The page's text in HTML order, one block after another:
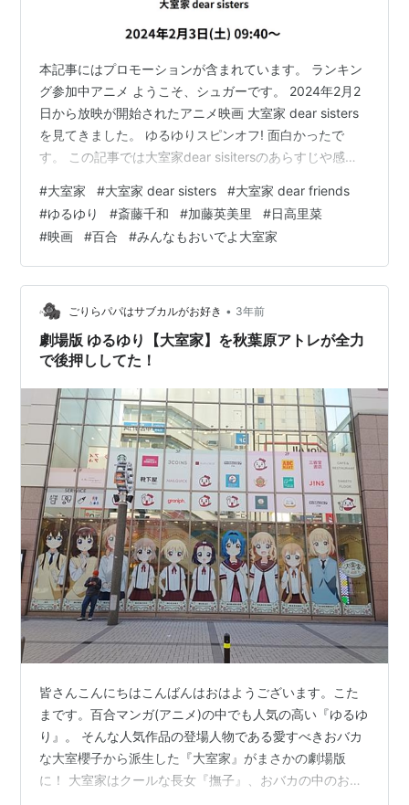
本記事にはプロモーションが含まれています。 ランキン
グ参加中アニメ ようこそ、シュガーです。 2024年2月2
日から放映が開始されたアニメ映画 大室家 dear sisters
を見てきました。 ゆるゆりスピンオフ! 面白かったで
す。 この記事では大室家dear sisitersのあらすじや感
評価です。 ネタバレに配慮するタイプの作品ではないと
思うので、自由に書いています。 多少の考察とかも書け
ればと思います。 では行きましょう! 大室家 dear sisters
内容紹介 ストーリー あらすじ 映画『大室家 dear
sisters』本予告…
#大室家 #大室家 dear sisters #大室家 dear friends
#ゆるゆり #斎藤千和 #加藤英美里 #日高里菜
#映画 #百合 #みんなもおいでよ大室家
ごりらパパはサブカルがお好き • 3年前
劇場版 ゆるゆり【大室家】を秋葉原アトレが全力
で後押ししてた！
皆さんこんにちはこんばんはおはようございます。こた
まです。百合マンガ(アニメ)の中でも人気の高い『ゆるゆ
り』。 そんな人気作品の登場人物である愛すべきおバカ
な大室櫻子から派生した『大室家』がまさかの劇場版
に！ 大室家はクールな長女『撫子』、おバカの中のおバ